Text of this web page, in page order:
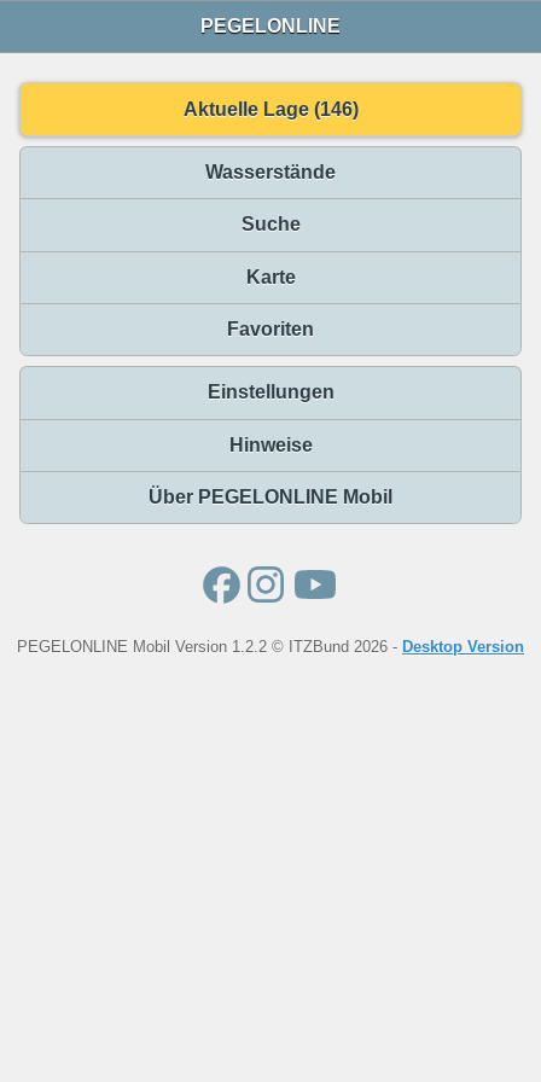
PEGELONLINE
Aktuelle Lage (146)
Wasserstände
Suche
Karte
Favoriten
Einstellungen
Hinweise
Über PEGELONLINE Mobil
PEGELONLINE Mobil Version 1.2.2 © ITZBund 2026 - Desktop Version